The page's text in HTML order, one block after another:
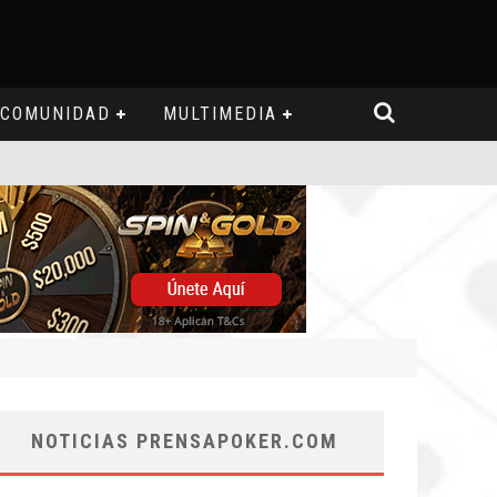
COMUNIDAD MULTIMEDIA
NOTICIAS PRENSAPOKER.COM